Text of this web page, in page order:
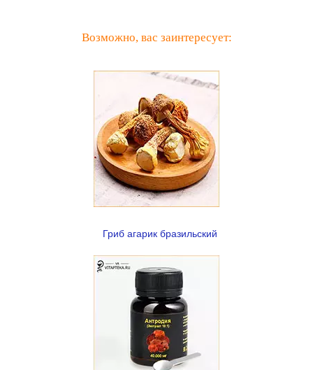
Возможно, вас заинтересует:
Гриб агарик бразильский